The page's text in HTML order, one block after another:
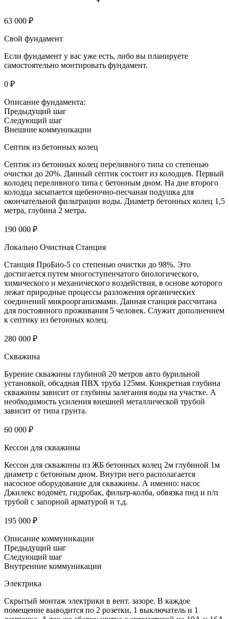
63 000 ₽
Свой фундамент
Если фундамент у вас уже есть, либо вы планируете
самостоятельно монтировать фундамент.
0 ₽
Описание фундамента:
Предыдущий шаг
Следующий шаг
Внешние коммуникации
Септик из бетонных колец
Септик из бетонных колец переливного типа со степенью
очистки до 20%. Данный септик состоит из колодцев. Первый
колодец переливного типа с бетонным дном. На дне второго
колодца засыпается щебеночно-песчаная подушка для
окончательной фильтрации воды. Диаметр бетонных колец 1,5
метра, глубина 2 метра.
190 000 ₽
Локально Очистная Станция
Станция ПроБио-5 со степенью очистки до 98%. Это
достигается путем многоступенчатого биологического,
химического и механического воздействия, в основе которого
лежат природные процессы разложения органических
соединений микроорганизмами. Данная станция рассчитана
для постоянного проживания 5 человек. Служит дополнением
к септику из бетонных колец.
280 000 ₽
Скважина
Бурение скважины глубиной 20 метров авто бурильной
установкой, обсадная ПВХ труба 125мм. Конкретная глубина
скважины зависит от глубины залегания воды на участке. А
необходимость усиления внешней металлической трубой
зависит от типа грунта.
60 000 ₽
Кессон для скважины
Кессон для скважины из ЖБ бетонных колец 2м глубиной 1м
диаметр с бетонным дном. Внутри него располагается
насосное оборудование для скважины. А именно: насос
Джилекс водомёт, гидробак, фильтр-колба, обвязка пнд и п/п
трубой с запорной арматурой и т.д.
195 000 ₽
Описание коммуникации
Предыдущий шаг
Следующий шаг
Внутренние коммуникации
Электрика
Скрытый монтаж электрики в вент. зазоре. В каждое
помещение выводится по 2 розетки, 1 выключатель и 1